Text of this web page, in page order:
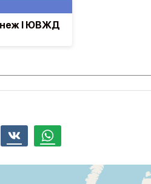
I ЮВЖД
Whatsapp